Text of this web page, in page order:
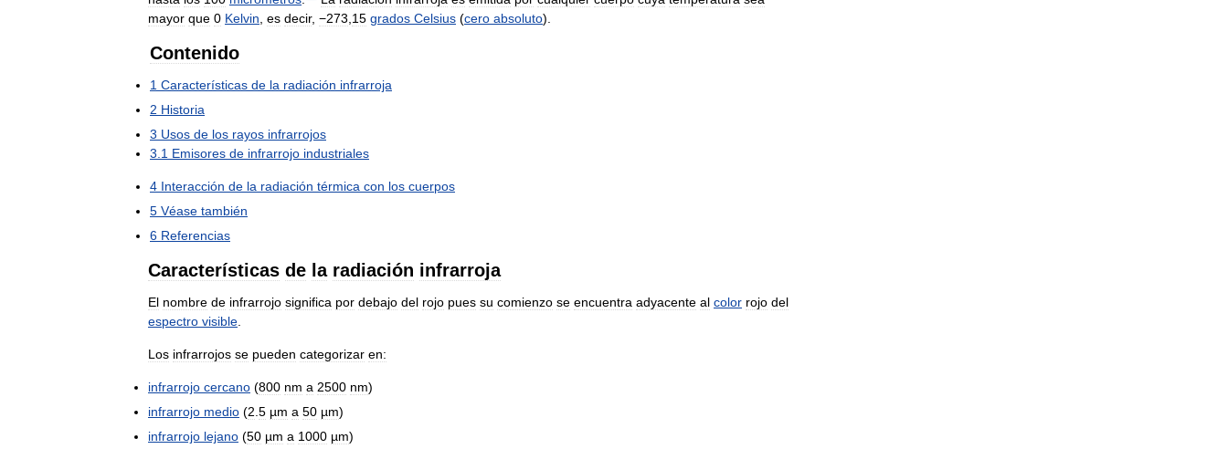
mayor que 0 Kelvin es decir, −273 15 grados Celsius (cero absoluto).
Contenido
1 Características de la radiación infrarroja
2 Historia
3 Usos de los rayos infrarrojos
3 1 Emisores de infrarrojo industriales
4 Interacción de la radiación térmica con los cuerpos
5 Véase también
6 Referencias
Características de la radiación infrarroja
El nombre de infrarrojo significa por debajo del rojo pues su comienzo se encuentra adyacente al color rojo del
espectro visible
Los infrarrojos se pueden categorizar en:
infrarrojo cercano (800 nm a 2500 nm)
infrarrojo medio (2 5 µm a 50 µm)
infrarrojo lejano (50 µm a 1000 µm)